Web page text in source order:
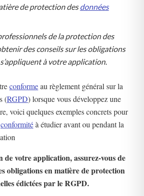
de protection desdonnées
de la protection des
des conseils sur les obligations
à votre application.
conformeau règlement général sur la
(RGPD) lorsque vous développez une
voici quelques exemples concrets pour
conformitéà étudier avant ou pendant la
de votre application, assurez-vous de
obligations en matière de protection
édictées par le RGPD.